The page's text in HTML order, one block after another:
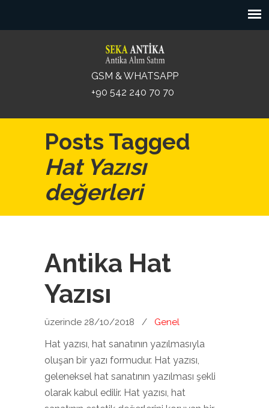
GSM & WHATSAPP
+90 542 240 70 70
Posts Tagged
Hat Yazısı
değerleri
Antika Hat
Yazısı
üzerinde 28/10/2018 / Genel
Hat yazısı, hat sanatının yazılmasıyla
oluşan bir yazı formudur. Hat yazısı,
geleneksel hat sanatının yazılması şekli
olarak kabul edilir. Hat yazısı, hat